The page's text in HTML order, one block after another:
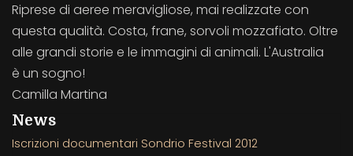
Riprese di aeree meravigliose, mai realizzate con
questa qualità. Costa, frane, sorvoli mozzafiato. Oltre
alle grandi storie e le immagini di animali. L'Australia
è un sogno!
Camilla Martina
News
Iscrizioni documentari Sondrio Festival 2012